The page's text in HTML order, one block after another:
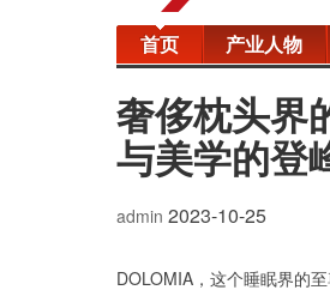
首页 产业人物
奢侈枕头界
与美学的登
admin 2023-10-25
DOLOMIA ，这个睡眠界的